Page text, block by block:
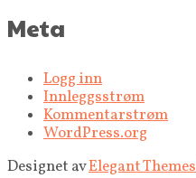
Meta
Logg inn
Innleggsstrøm
Kommentarstrøm
WordPress.org
Designet avElegant Themes